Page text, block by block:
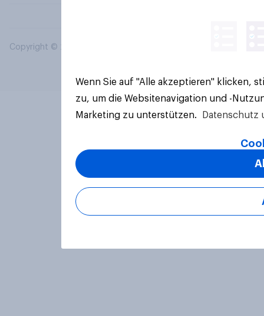
Copyright © 2026 YouGov PLC. Alle Rechte vorbehalten.
Wenn Sie auf "Alle akzeptieren" klicken,
zu, um die Websitenavigation und -
Marketing zu unterstützen.
Datenschutz